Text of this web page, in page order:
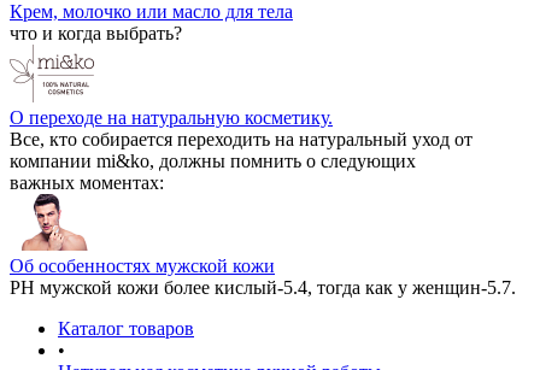
Крем, молочко или масло для тела
что и когда выбрать?
О переходе на натуральную косметику.
Все, кто собирается переходить на натуральный уход от
компании mi&ko, должны помнить о следующих
важных моментах:
Об особенностях мужской кожи
РН мужской кожи более кислый-5.4, тогда как у женщин-5.7.
Каталог товаров
•